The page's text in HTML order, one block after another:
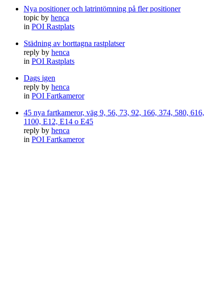
Nya positioner och latrintömning på fler positioner
topic by henca
in POI Rastplats
Städning av borttagna rastplatser
reply by henca
in POI Rastplats
Dags igen
reply by henca
in POI Fartkameror
45 nya fartkameror, väg 9, 56, 73, 92, 166, 374, 580, 616,
1100, E12, E14 o E45
reply by henca
in POI Fartkameror